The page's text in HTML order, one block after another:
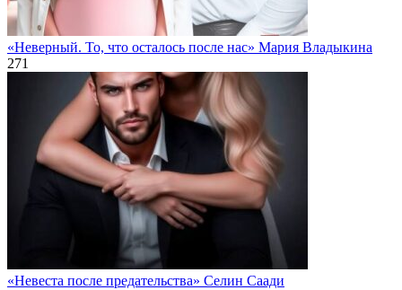
«Неверный. То, что осталось после нас» Мария Владыкина
271
«Невеста после предательства» Селин Саади